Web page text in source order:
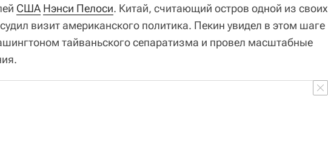
США Нэнси Пелоси. Китай, считающий остров одной из своих
визит американского политика. Пекин увидел в этом шаге
тайваньского сепаратизма и провел масштабные